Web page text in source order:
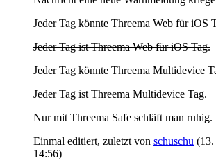
Jeder Tag könnte Threema Web für iOS
Jeder Tag ist Threema Web für iOS Tag.
Jeder Tag könnte Threema Multidevice
Jeder Tag ist Threema Multidevice Tag.
Nur mit Threema Safe schläft man ruhig.
Einmal editiert, zuletzt von schuschu (
14:56)